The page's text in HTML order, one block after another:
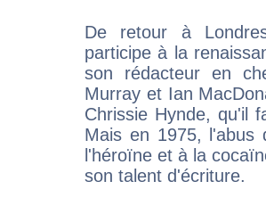
De retour à
participe à la
son rédacteur en
Murray et Ian
Chrissie Hynde, qu'il
Mais en 1975, l'abus
l'héroïne et à la
son talent d'écriture.